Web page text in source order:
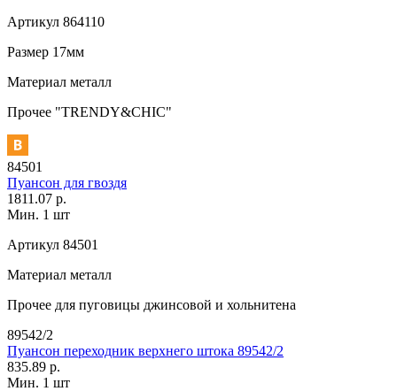
Артикул 864110
Размер 17мм
Материал металл
Прочее "TRENDY&CHIC"
84501
Пуансон для гвоздя
1811.07 р.
Мин. 1 шт
Артикул 84501
Материал металл
Прочее для пуговицы джинсовой и хольнитена
89542/2
Пуансон переходник верхнего штока 89542/2
835.89 р.
Мин. 1 шт